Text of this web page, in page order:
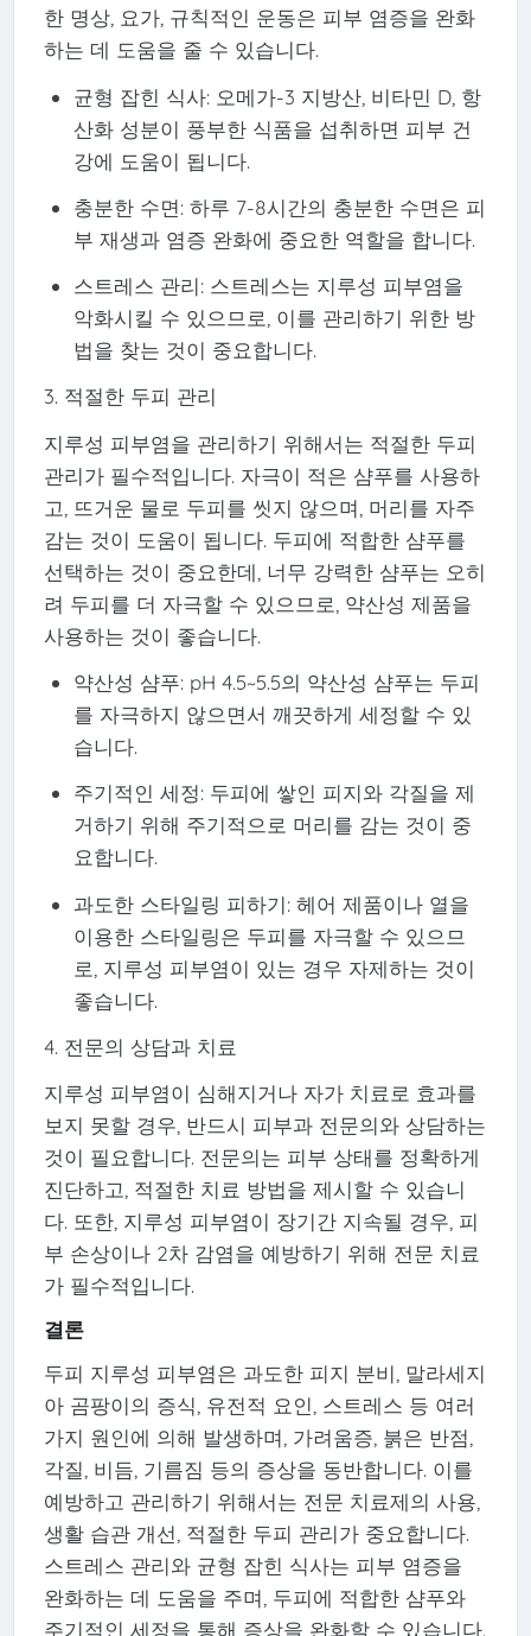
한 명상, 요가, 규칙적인 운동은 피부 염증을 완화
하는 데 도움을 줄 수 있습니다.
균형 잡힌 식사: 오메가-3 지방산, 비타민 D, 항
산화 성분이 풍부한 식품을 섭취하면 피부 건
강에 도움이 됩니다.
충분한 수면: 하루 7-8시간의 충분한 수면은 피
부 재생과 염증 완화에 중요한 역할을 합니다.
스트레스 관리: 스트레스는 지루성 피부염을
악화시킬 수 있으므로, 이를 관리하기 위한 방
법을 찾는 것이 중요합니다.
3. 적절한 두피 관리
지루성 피부염을 관리하기 위해서는 적절한 두피
관리가 필수적입니다. 자극이 적은 샴푸를 사용하
고, 뜨거운 물로 두피를 씻지 않으며, 머리를 자주
감는 것이 도움이 됩니다. 두피에 적합한 샴푸를
선택하는 것이 중요한데, 너무 강력한 샴푸는 오히
려 두피를 더 자극할 수 있으므로, 약산성 제품을
사용하는 것이 좋습니다.
약산성 샴푸: pH 4.5~5.5의 약산성 샴푸는 두피
를 자극하지 않으면서 깨끗하게 세정할 수 있
습니다.
주기적인 세정: 두피에 쌓인 피지와 각질을 제
거하기 위해 주기적으로 머리를 감는 것이 중
요합니다.
과도한 스타일링 피하기: 헤어 제품이나 열을
이용한 스타일링은 두피를 자극할 수 있으므
로, 지루성 피부염이 있는 경우 자제하는 것이
좋습니다.
4. 전문의 상담과 치료
지루성 피부염이 심해지거나 자가 치료로 효과를
보지 못할 경우, 반드시 피부과 전문의와 상담하는
것이 필요합니다. 전문의는 피부 상태를 정확하게
진단하고, 적절한 치료 방법을 제시할 수 있습니
다. 또한, 지루성 피부염이 장기간 지속될 경우, 피
부 손상이나 2차 감염을 예방하기 위해 전문 치료
가 필수적입니다.
결론
두피 지루성 피부염은 과도한 피지 분비, 말라세지
아 곰팡이의 증식, 유전적 요인, 스트레스 등 여러
가지 원인에 의해 발생하며, 가려움증, 붉은 반점,
각질, 비듬, 기름짐 등의 증상을 동반합니다. 이를
예방하고 관리하기 위해서는 전문 치료제의 사용,
생활 습관 개선, 적절한 두피 관리가 중요합니다.
스트레스 관리와 균형 잡힌 식사는 피부 염증을
완화하는 데 도움을 주며, 두피에 적합한 샴푸와
주기적인 세정을 통해 증상을 완화할 수 있습니다.